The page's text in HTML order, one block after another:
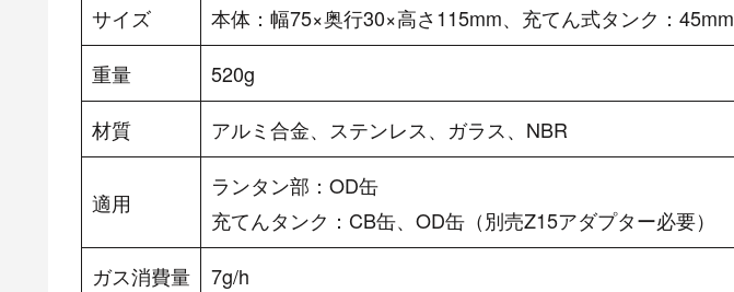
サイズ
本体：幅75×奥行30×高さ115mm、充てん式タンク：45mm
重量
520g
材質
アルミ合金、ステンレス、ガラス、NBR
適用
ランタン部：OD缶
充てんタンク：CB缶、OD缶（別売Z15アダプター必要）
ガス消費量
7g/h